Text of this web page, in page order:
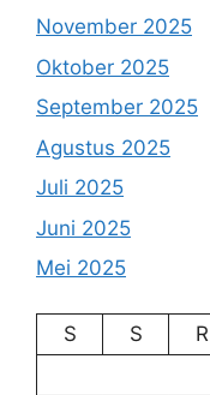
November 2025
Oktober 2025
September 2025
Agustus 2025
Juli 2025
Juni 2025
Mei 2025
S
S R